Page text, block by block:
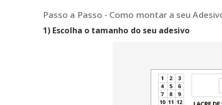
Passo a Passo - Como montar a seu
1) Escolha o tamanho do seu adesivo